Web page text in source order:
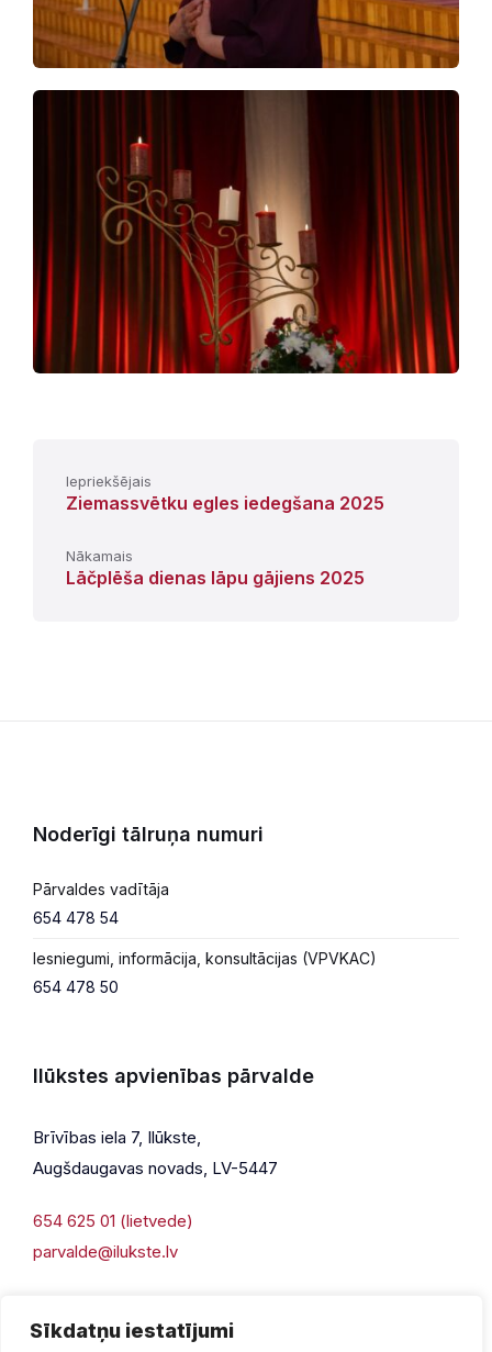
Sīkdatņu iestatījumi
Iepriekšējais
Ziemassvētku egles iedegšana 2025
Nākamais
Lāčplēša dienas lāpu gājiens 2025
Noderīgi tālruņa numuri
Pārvaldes vadītāja
654 478 54
Iesniegumi, informācija, konsultācijas (VPVKAC)
654 478 50
Ilūkstes apvienības pārvalde
Brīvības iela 7, Ilūkste,
Augšdaugavas novads, LV-5447
654 625 01 (lietvede)
parvalde@ilukste.lv